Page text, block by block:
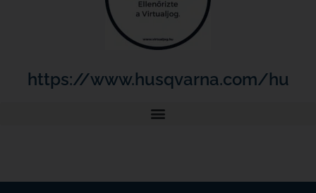
https://www.husqvarna.com/hu